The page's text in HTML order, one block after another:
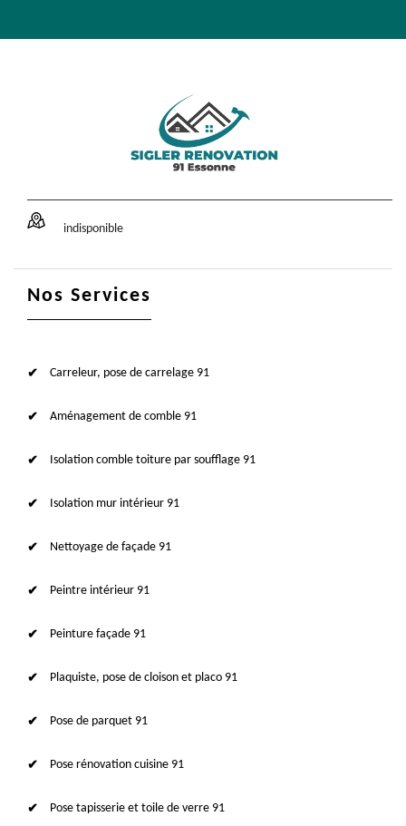
indisponible
Nos Services
Carreleur, pose de carrelage 91
Aménagement de comble 91
Isolation comble toiture par soufflage 91
Isolation mur intérieur 91
Nettoyage de façade 91
Peintre intérieur 91
Peinture façade 91
Plaquiste, pose de cloison et placo 91
Pose de parquet 91
Pose rénovation cuisine 91
Pose tapisserie et toile de verre 91